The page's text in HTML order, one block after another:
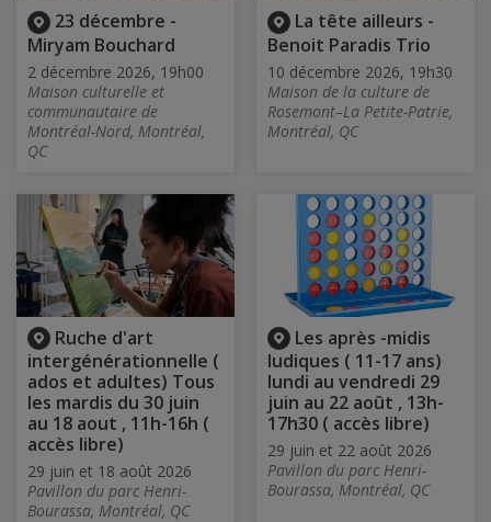
23 décembre -
Miryam Bouchard
2 décembre 2026, 19h00
Maison culturelle et
communautaire de
Montréal-Nord, Montréal,
QC
La tête ailleurs -
Benoit Paradis Trio
10 décembre 2026, 19h30
Maison de la culture de
Rosemont–La Petite-Patrie,
Montréal, QC
Ruche d'art
intergénérationnelle (
ados et adultes) Tous
les mardis du 30 juin
au 18 aout , 11h-16h (
accès libre)
29 juin et 18 août 2026
Pavillon du parc Henri-
Bourassa, Montréal, QC
Les après -midis
ludiques ( 11-17 ans)
lundi au vendredi 29
juin au 22 août , 13h-
17h30 ( accès libre)
29 juin et 22 août 2026
Pavillon du parc Henri-
Bourassa, Montréal, QC